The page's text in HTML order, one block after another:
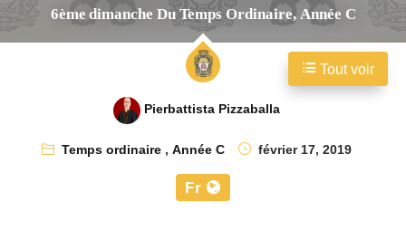
6ème Dimanche Du Temps Ordinaire, Année C
Pierbattista Pizzaballa
Temps ordinaire,Année C février 17, 2019
Fr
Tout voir